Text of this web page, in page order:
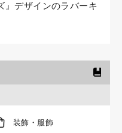
』デザインのラバーキ
装飾・服飾